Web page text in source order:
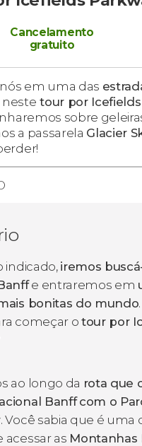
Cancelamento
gratuito
em uma das
neste tour por
sobre
a passarela Glacier
indicado, iremos
e entraremos em
bonitas do mundo
começar o tour por
ao longo da rota que
Banff com o
. Você sabia que é uma
acessar as Montanhas